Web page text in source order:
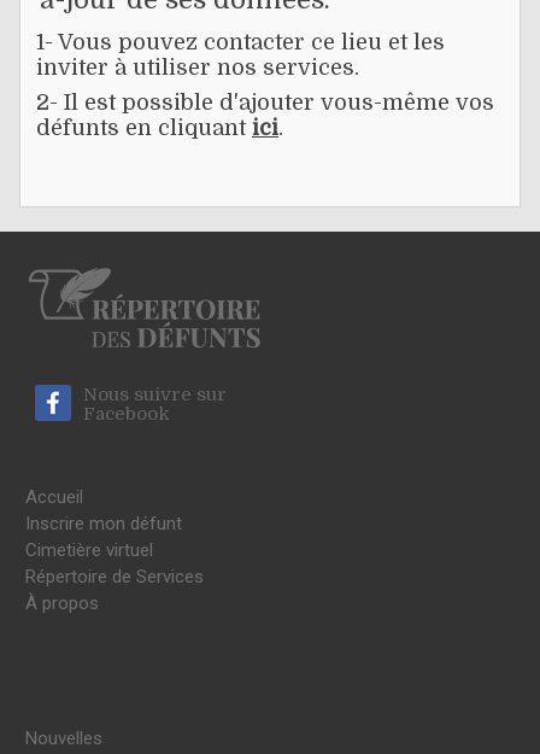
1- Vous pouvez contacter ce lieu et les
inviter à utiliser nos services.
2- Il est possible d'ajouter vous-même vos
défunts en cliquant ici.
Nous suivre sur
Facebook
Accueil
Inscrire mon défunt
Cimetière virtuel
Répertoire de Services
À propos
Nouvelles